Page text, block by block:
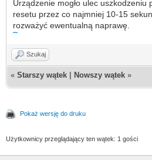
Urządzenie mogło ulec
resetu przez co najmniej 10-15
rozważyć ewentualną naprawę.
Szukaj
« Starszy wątek Nowszy wątek »
Pokaż wersję do druku
Użytkownicy przeglądający ten wątek: 1 gości